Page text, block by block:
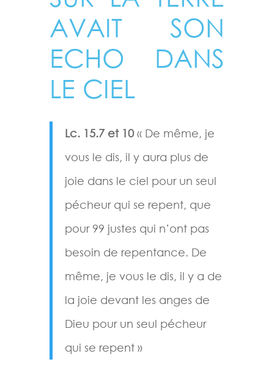
AVAIT SON
ECHO DANS
LE CIEL
Lc. 15.7 et 10« De même, je
vous le dis, il y aura plus de
joie dans le ciel pour un seul
pécheur qui se repent, que
pour 99 justes qui n’ont pas
besoin de repentance. De
même, je vous le dis, il y a de
la joie devant les anges de
Dieu pour un seul pécheur
qui se repent »